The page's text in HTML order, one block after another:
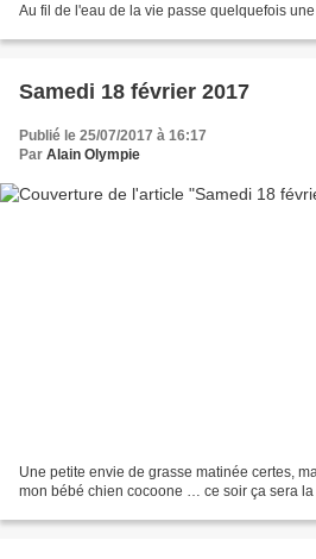
Au fil de l'eau de la vie passe quelquefois
Samedi 18 février 2017
Publié le 25/07/2017 à 16:17
Par Alain Olympie
Une petite envie de grasse matinée certes,
mon bébé chien cocoone … ce soir ça sera la